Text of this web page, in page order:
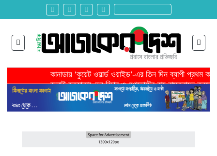
কানাডায় ‘কুয়েট ওয়ার্ল্ড ওয়াইড’-এর তিন দিন ব্যাপী প্রথম
জুলাই হত্যাকাণ্ডের বিচার ও গণভোটের রায় বাস্তবায়ন করতে
তরুণ উদ্ভাবক ও প্রযুক্তি উদ্যোক্তাদের পাশে থাকবে সরকার -
মাদরাসাকে অবহেলা করা শুরু মুজিব সরকারের আমল থেকে-
বাংলাদেশে এসে মার্কিন দূতের ভারতের হাইকমিশনারের সঙ্গে
হবিগঞ্জ ছাত্রদল সভাপতিসহ ১১ জনের বিরুদ্ধে এনসিপির
রাজনৈতিক লড়াইয়ে জিততে হলে সাংস্কৃতিক লড়াইয়ে জিততে